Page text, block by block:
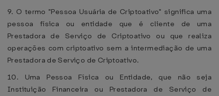
9. O termo "Pessoa Usuária de Criptoativo" significa uma
pessoa física ou entidade que é cliente de uma
Prestadora de Serviço de Criptoativo ou que realiza
operações com criptoativo sem a intermediação de uma
Prestadora de Serviço de Criptoativo.
10. Uma Pessoa Física ou Entidade, que não seja
Instituição Financeira ou Prestadora de Serviço de